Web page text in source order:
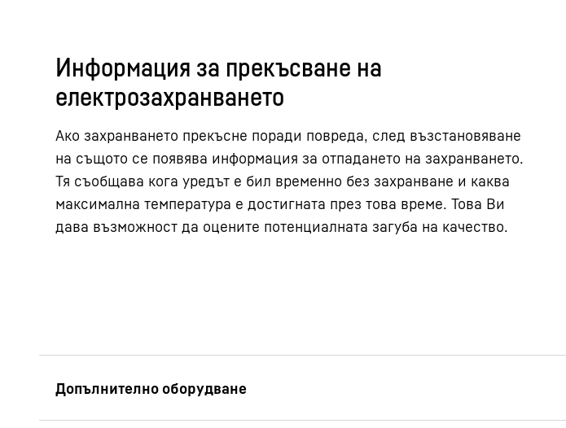
Информация за прекъсване на
електрозахранването
Ако захранването прекъсне поради повреда, след възстановяване
на същото се появява информация за отпадането на захранването.
Тя съобщава кога уредът е бил временно без захранване и каква
максимална температура е достигната през това време. Това Ви
дава възможност да оцените потенциалната загуба на качество.